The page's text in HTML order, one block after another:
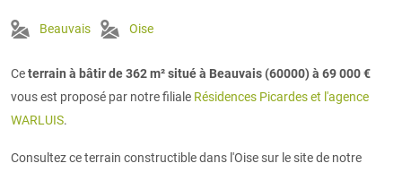
Beauvais Oise
Ceterrain à bâtir de 362 m² situé à Beauvais (60000) à 69 000 €
vous est proposé par notre filiale Résidences Picardes et l'agence
WARLUIS.
Consultez ce terrain constructible dans l'Oise sur le site de notre